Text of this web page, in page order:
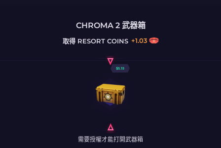
CHROMA 2 武器箱
取得RESORT COINS +1.03
$5.15
需要授權才能打開武器箱